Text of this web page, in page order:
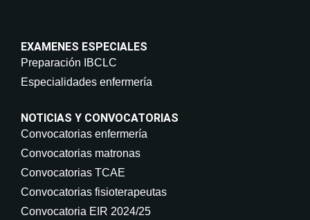
EXAMENES ESPECIALES
Preparación IBCLC
Especialidades enfermería
NOTICIAS Y CONVOCATORIAS
Convocatorias enfermería
Convocatorias matronas
Convocatorias TCAE
Convocatorias fisioterapeutas
Convocatoria EIR 2024/25